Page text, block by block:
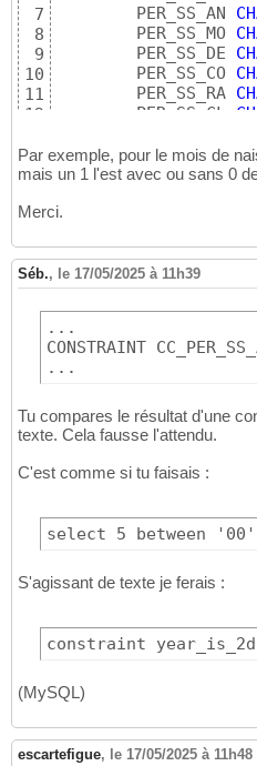
7
8
9
10
11
12
14
15
17
19
20
21
22
27
28
30
32
34
35
36
38
	PER_SS_AN
	PER_SS_MO
	PER_SS_DE
	PER_SS_CO
	PER_SS_RA
	PER_SS_CL
CONSTRAINT
CONSTRAINT
CONSTRAINT
CONSTRAINT
CONSTRAINT
(PER_SS_SE
(PER_SS_SE
CONSTRAINT
);
Par exemple, pour le mois de
mais un 1 l'est avec ou sans 0
Merci.
Séb., le 17/05/2025 à 11h39
...
CONSTRAINT
...
Tu compares le résultat d'une
texte. Cela fausse l'attendu.
C'est comme si tu faisais :
select 5 between
S'agissant de texte je ferais :
constraint
(MySQL)
escartefigue, le 17/05/2025 à 11h48